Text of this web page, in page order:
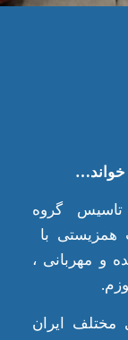
تاسیس گروه
همزیستی با
و مهربانی ،
مختلف ایران